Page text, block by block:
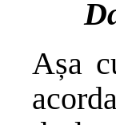
Așa